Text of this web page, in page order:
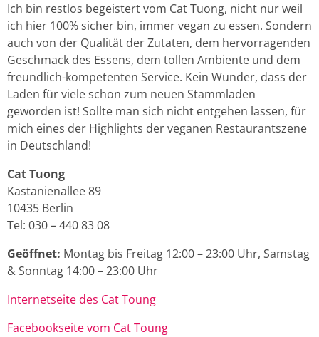
Ich bin restlos begeistert vom Cat Tuong, nicht nur weil
ich hier 100% sicher bin, immer vegan zu essen. Sondern
auch von der Qualität der Zutaten, dem hervorragenden
Geschmack des Essens, dem tollen Ambiente und dem
freundlich-kompetenten Service. Kein Wunder, dass der
Laden für viele schon zum neuen Stammladen
geworden ist! Sollte man sich nicht entgehen lassen, für
mich eines der Highlights der veganen Restaurantszene
in Deutschland!
Cat Tuong
Kastanienallee 89
10435 Berlin
Tel: 030 – 440 83 08
Geöffnet: Montag bis Freitag 12:00 – 23:00 Uhr, Samstag
& Sonntag 14:00 – 23:00 Uhr
Internetseite des Cat Toung
Facebookseite vom Cat Toung